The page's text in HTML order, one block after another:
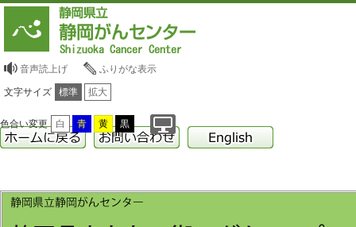
音声読上げ ふりがな表示
文字サイズ 標準 拡大
色合い変更 白 青 黄 黒